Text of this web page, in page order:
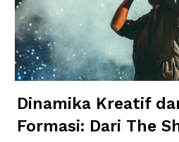
Dinamika Kreatif
Formasi: Dari The